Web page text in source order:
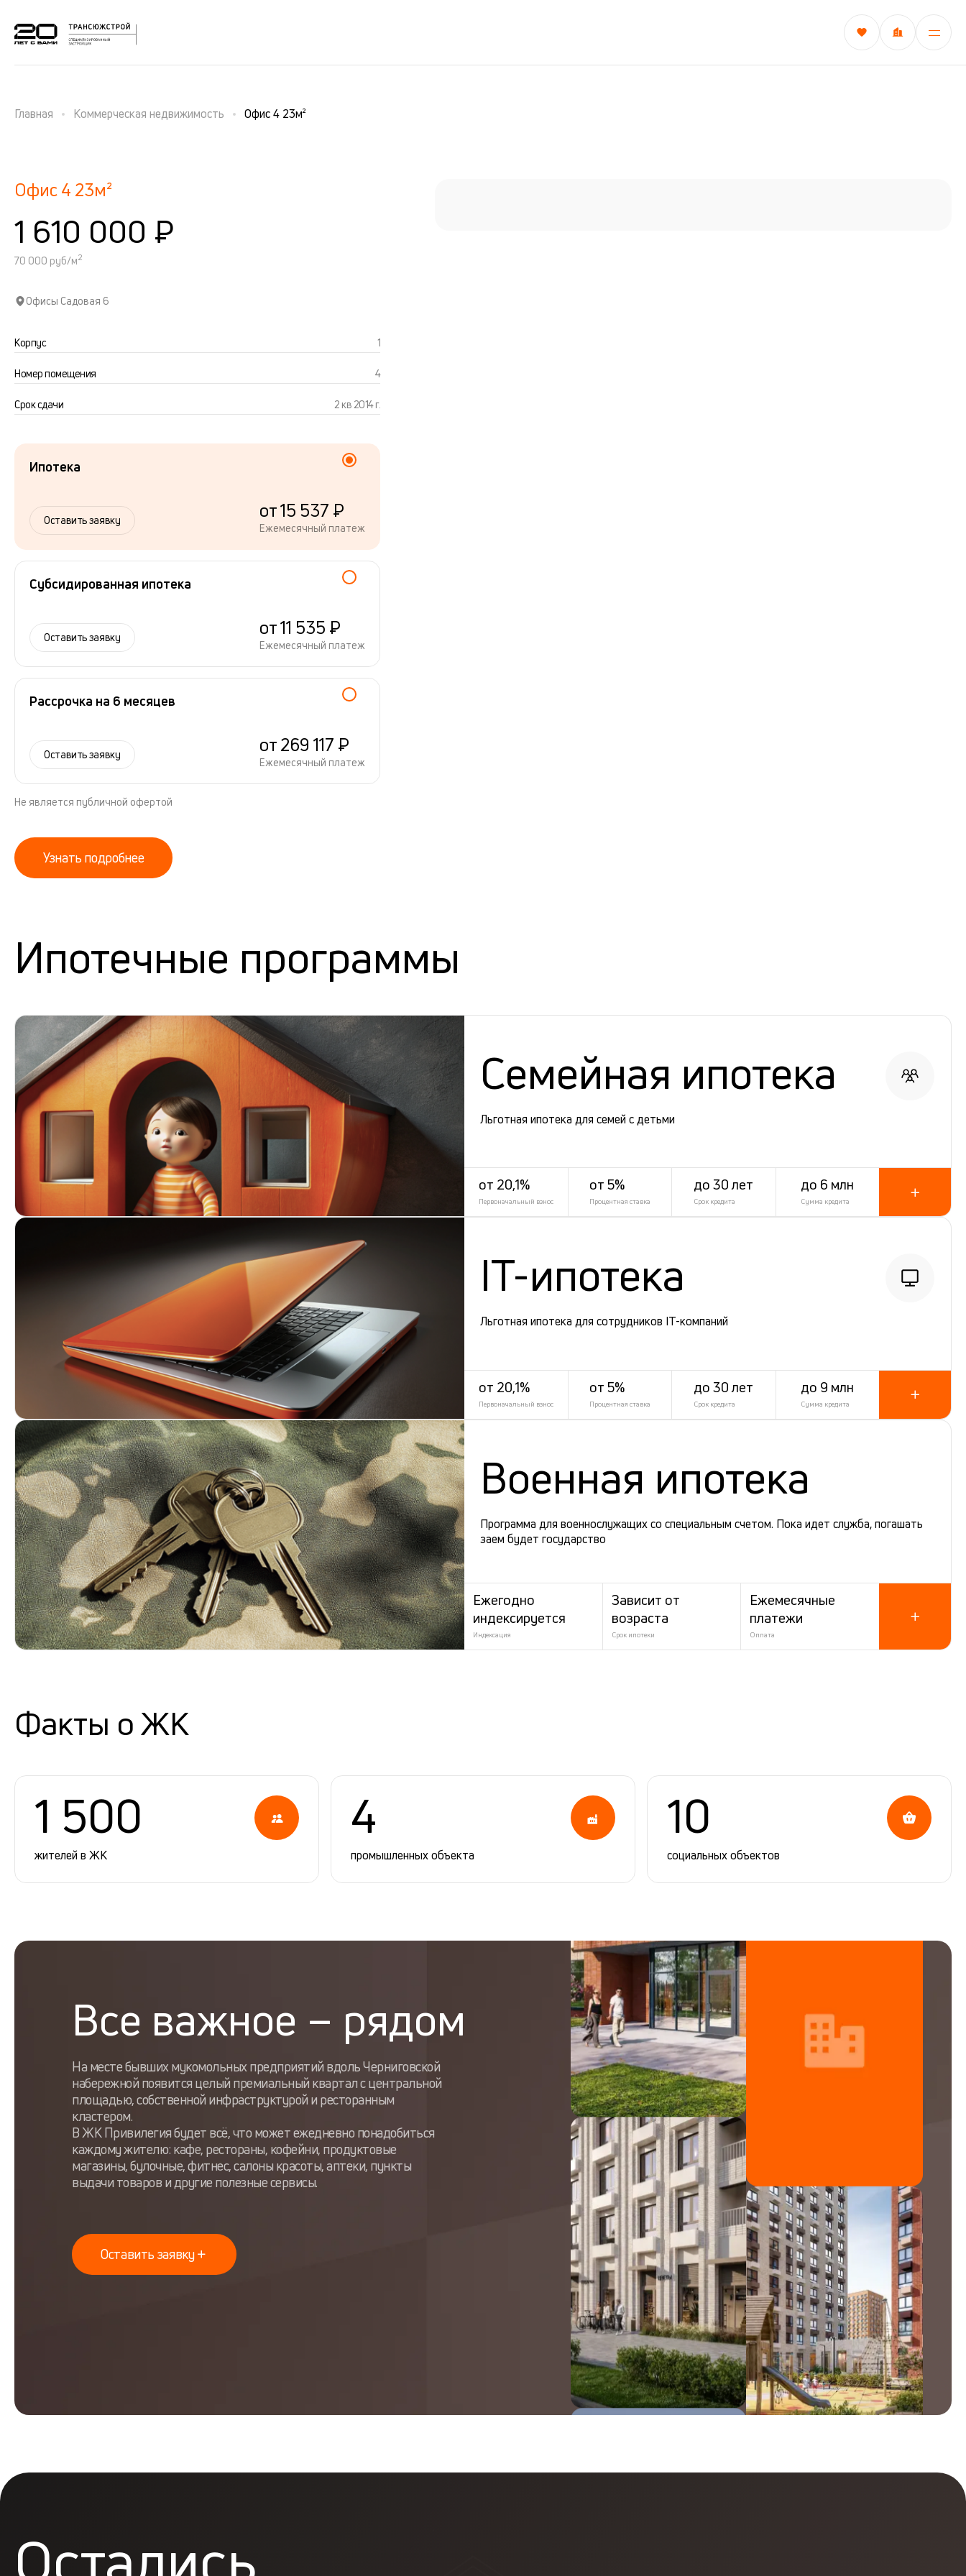
Главная Коммерческая недвижимость Офис 4 23м²
Офис 4 23м²
1 610 000 ₽
70 000 руб/м2
Офисы Садовая 6
Корпус 1
Номер помещения 4
Срок сдачи 2 кв 2014 г.
Ипотека
Оставить заявку от 15 537 ₽
Ежемесячный платеж
Субсидированная ипотека
Оставить заявку от 11 535 ₽
Ежемесячный платеж
Рассрочка на 6 месяцев
Оставить заявку от 269 117 ₽
Ежемесячный платеж
Не является публичной офертой
Узнать подробнее
Ипотечные программы
Семейная ипотека
Льготная ипотека для семей с детьми
от 20,1%
Первоначальный взнос
от 5%
Процентная ставка
до 30 лет
Срок кредита
до 6 млн
Сумма кредита
IT-ипотека
Льготная ипотека для сотрудников IT-компаний
от 20,1%
Первоначальный взнос
от 5%
Процентная ставка
до 30 лет
Срок кредита
до 9 млн
Сумма кредита
Военная ипотека
Программа для военнослужащих со специальным счетом. Пока идет служба, погашать
заем будет государство
Ежегодно
индексируется
Индексация
Зависит от
возраста
Срок ипотеки
Ежемесячные
платежи
Оплата
Факты о ЖК
1 500
жителей в ЖК
4
промышленных объекта
10
социальных объектов
Все важное – рядом
На месте бывших мукомольных предприятий вдоль Черниговской
набережной появится целый премиальный квартал с центральной
площадью, собственной инфраструктурой и ресторанным
кластером.
В ЖК Привилегия будет всё, что может ежедневно понадобиться
каждому жителю: кафе, рестораны, кофейни, продуктовые
магазины, булочные, фитнес, салоны красоты, аптеки, пункты
выдачи товаров и другие полезные сервисы.
Оставить заявку